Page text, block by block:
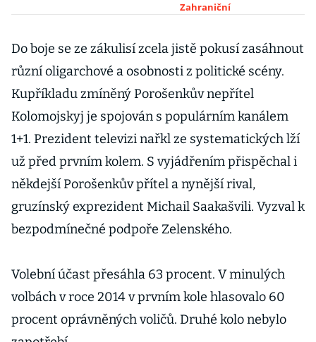
Porošenko a
Zahraniční
Do boje se ze zákulisí zcela jistě pokusí zasáhnout
různí oligarchové a osobnosti z politické scény.
Kupříkladu zmíněný Porošenkův nepřítel
Kolomojskyj je spojován s populárním kanálem
1+1. Prezident televizi nařkl ze systematických lží
už před prvním kolem. S vyjádřením přispěchal i
někdejší Porošenkův přítel a nynější rival,
gruzínský exprezident Michail Saakašvili. Vyzval k
bezpodmínečné podpoře Zelenského.
Volební účast přesáhla 63 procent. V minulých
volbách v roce 2014 v prvním kole hlasovalo 60
procent oprávněných voličů. Druhé kolo nebylo